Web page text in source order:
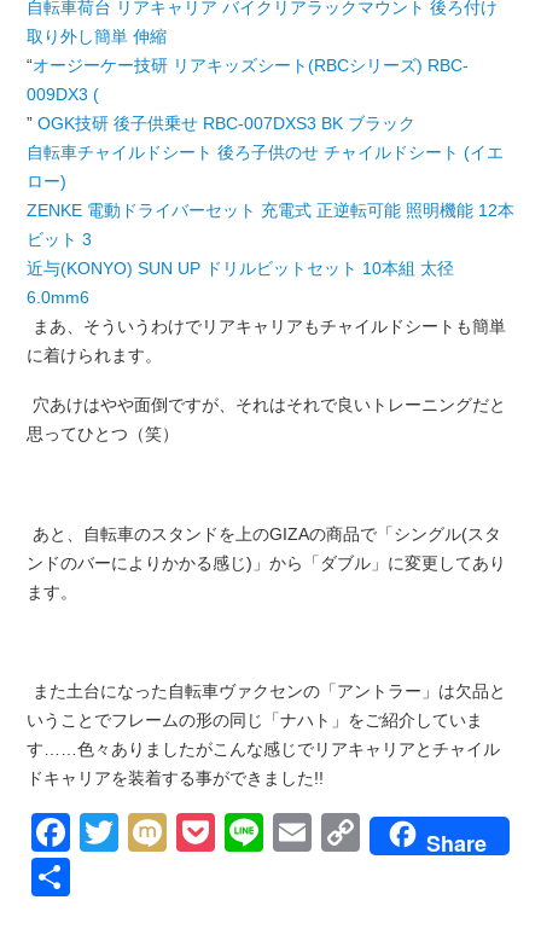
自転車荷台 リアキャリア バイクリアラックマウント 後ろ付け
取り外し簡単 伸縮
“オージーケー技研 リアキッズシート(RBCシリーズ) RBC-
009DX3 (
” OGK技研 後子供乗せ RBC-007DXS3 BK ブラック
自転車チャイルドシート 後ろ子供のせ チャイルドシート (イエ
ロー)
ZENKE 電動ドライバーセット 充電式 正逆転可能 照明機能 12本
ビット 3
近与(KONYO) SUN UP ドリルビットセット 10本組 太径
6.0mm6
まあ、そういうわけでリアキャリアもチャイルドシートも簡単
に着けられます。
穴あけはやや面倒ですが、それはそれで良いトレーニングだと
思ってひとつ（笑）
あと、自転車のスタンドを上のGIZAの商品で「シングル(スタ
ンドのバーによりかかる感じ)」から「ダブル」に変更してあり
ます。
また土台になった自転車ヴァクセンの「アントラー」は欠品と
いうことでフレームの形の同じ「ナハト」をご紹介していま
す……色々ありましたがこんな感じでリアキャリアとチャイル
ドキャリアを装着する事ができました!!
Facebook
Twitter
MixiPocket
LineEmailCopyShare